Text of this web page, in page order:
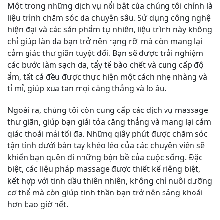
Một trong những dịch vụ nổi bật của chúng tôi chính là
liệu trình chăm sóc da chuyên sâu. Sử dụng công nghệ
hiện đại và các sản phẩm tự nhiên, liệu trình này không
chỉ giúp làn da bạn trở nên rạng rỡ, mà còn mang lại
cảm giác thư giãn tuyệt đối. Bạn sẽ được trải nghiệm
các bước làm sạch da, tẩy tế bào chết và cung cấp độ
ẩm, tất cả đều được thực hiện một cách nhẹ nhàng và
tỉ mỉ, giúp xua tan mọi căng thẳng và lo âu.
Ngoài ra, chúng tôi còn cung cấp các dịch vụ massage
thư giãn, giúp bạn giải tỏa căng thẳng và mang lại cảm
giác thoải mái tối đa. Những giây phút được chăm sóc
tận tình dưới bàn tay khéo léo của các chuyên viên sẽ
khiến bạn quên đi những bộn bề của cuộc sống. Đặc
biệt, các liệu pháp massage được thiết kế riêng biệt,
kết hợp với tinh dầu thiên nhiên, không chỉ nuôi dưỡng
cơ thể mà còn giúp tinh thần bạn trở nên sảng khoái
hơn bao giờ hết.